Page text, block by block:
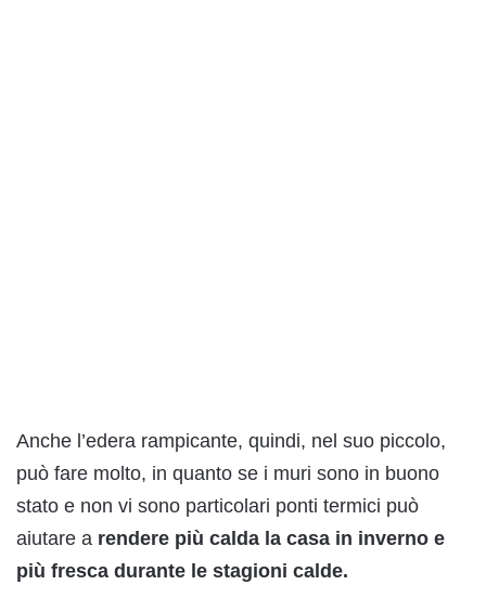
Anche l’edera rampicante, quindi, nel suo piccolo,
può fare molto, in quanto se i muri sono in buono
stato e non vi sono particolari ponti termici può
aiutare a rendere più calda la casa in inverno e
più fresca durante le stagioni calde.